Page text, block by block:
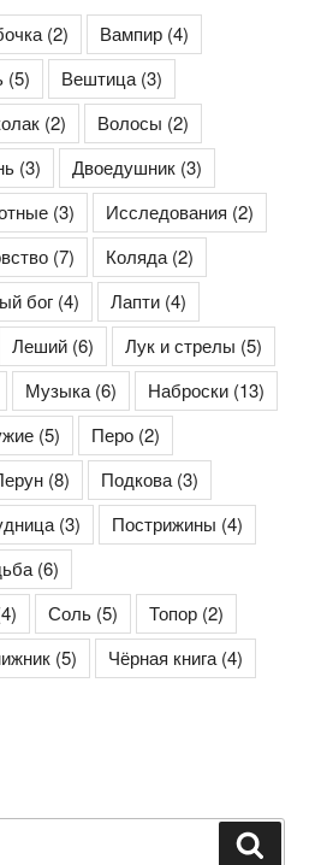
(2) Вампир (4)
(5) Вештица (3)
(2) Волосы (2)
(3) Двоедушник (3)
(3) Исследования (2)
(7) Коляда (2)
бог (4) Лапти (4)
Леший (6) Лук и стрелы (5)
Музыка (6) Наброски (13)
(5) Перо (2)
(8) Подкова (3)
(3) Пострижины (4)
(6)
Соль (5) Топор (2)
(5) Чёрная книга (4)